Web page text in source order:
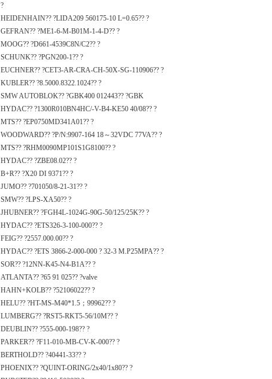
?
HEIDENHAIN?? ?LIDA209 560175-10 L=0.65?? ?
GEFRAN?? ?ME1-6-M-B01M-1-4-D?? ?
MOOG?? ?D661-4539C8N/C2?? ?
SCHUNK?? ?PGN200-1?? ?
EUCHNER?? ?CET3-AR-CRA-CH-50X-SG-110906?? ?
KUBLER?? ?8.5000.8322.1024?? ?
SMW AUTOBLOK?? ?GBK400 012443?? ?GBK
HYDAC?? ?1300R010BN4HC/-V-B4-KE50 40/08?? ?
MTS?? ?EP0750MD341A01?? ?
WOODWARD?? ?P/N:9907-164 18～32VDC 77VA?? ?
MTS?? ?RHM0090MP101S1G8100?? ?
HYDAC?? ?ZBE08.02?? ?
B+R?? ?X20 DI 9371?? ?
JUMO?? ?701050/8-21-31?? ?
SMW?? ?LPS-XA50?? ?
JHUBNER?? ?FGH4L-1024G-90G-50/125/25K?? ?
HYDAC?? ?ETS326-3-100-000?? ?
FEIG?? ?2557.000.00?? ?
HYDAC?? ?ETS 3866-2-000-000 ? 32-3 M.P25MPA?? ?
SOR?? ?12NN-K45-N4-B1A?? ?
ATLANTA?? ?65 91 025?? ?valve
HAHN+KOLB?? ?52106022?? ?
HELU?? ?HT-MS-M40*1.5；99962?? ?
LUMBERG?? ?RST5-RKT5-56/10M?? ?
DEUBLIN?? ?555-000-198?? ?
PARKER?? ?F11-010-MB-CV-K-000?? ?
BERTHOLD?? ?40441-33?? ?
PHOENIX?? ?QUINT-ORING/2x40/1x80?? ?